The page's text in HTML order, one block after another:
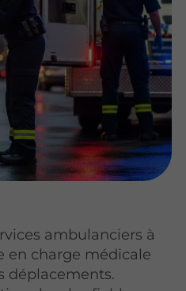
ambulanciers à
en charge médicale
déplacements.